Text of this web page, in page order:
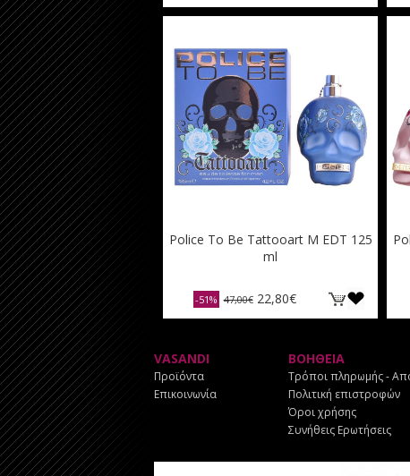
Police To Be Tattooart M EDT 125
ml
-51% 47,00€ 22,80€
VASANDI
Προϊόντα
Επικοινωνία
ΒΟΗΘΕΙΑ
Τρόποι πληρωμής -
Πολιτική επιστροφών
Όροι χρήσης
Συνήθεις Ερωτήσεις